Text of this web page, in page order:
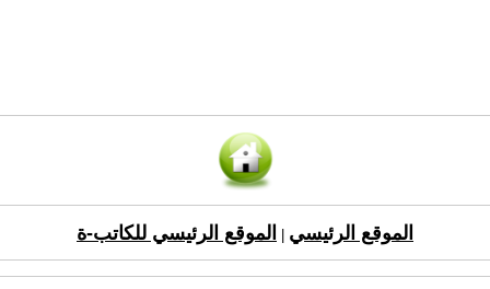
الموقع الرئيسي الموقع الرئيسي للكاتب-ة